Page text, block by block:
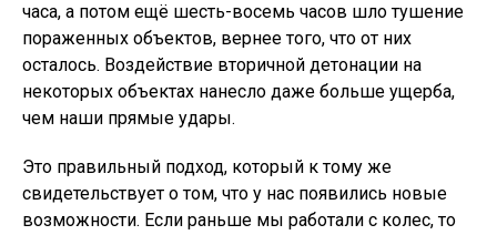
часа, а потом ещё шесть-восемь часов шло тушение
пораженных объектов, вернее того, что от них
осталось. Воздействие вторичной детонации на
некоторых объектах нанесло даже больше ущерба,
чем наши прямые удары.
Это правильный подход, который к тому же
свидетельствует о том, что у нас появились новые
возможности. Если раньше мы работали с колес, то